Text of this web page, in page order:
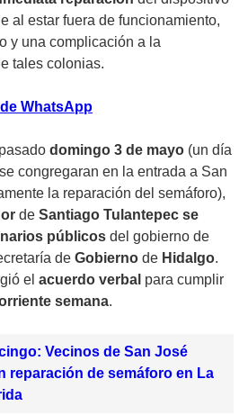
al estar fuera de funcionamiento,
y una complicación a la
tales colonias.
WhatsApp
domingo 3 de mayo (un día
congregaran en la entrada a San
la reparación del semáforo),
de Santiago Tulantepec se
públicos del gobierno de
de Gobierno de Hidalgo.
el acuerdo verbal para cumplir
semana.
Vecinos de San José
reparación de semáforo en La